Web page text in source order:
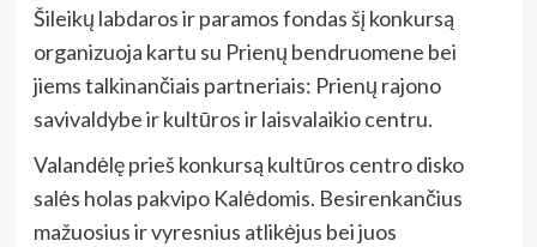
Šileikų labdaros ir paramos fondas šį konkursą
organizuoja kartu su Prienų bendruomene bei
jiems talkinančiais partneriais: Prienų rajono
savivaldybe ir kultūros ir laisvalaikio centru.
Valandėlę prieš konkursą kultūros centro disko
salės holas pakvipo Kalėdomis. Besirenkančius
mažuosius ir vyresnius atlikėjus bei juos